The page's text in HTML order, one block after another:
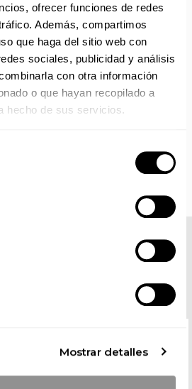
ofrecer funciones de redes
Además, compartimos
que haga del sitio web con
sociales, publicidad y análisis
con otra información
o que hayan recopilado a
hecho de sus servicios.
Mostrar detalles
día 24 de agosto para productos
horas.
con distinto plazo de entrega, el
está completo.
24 horas serán servidos a
en cada producto según fábrica.
: EL taller de
LOOK